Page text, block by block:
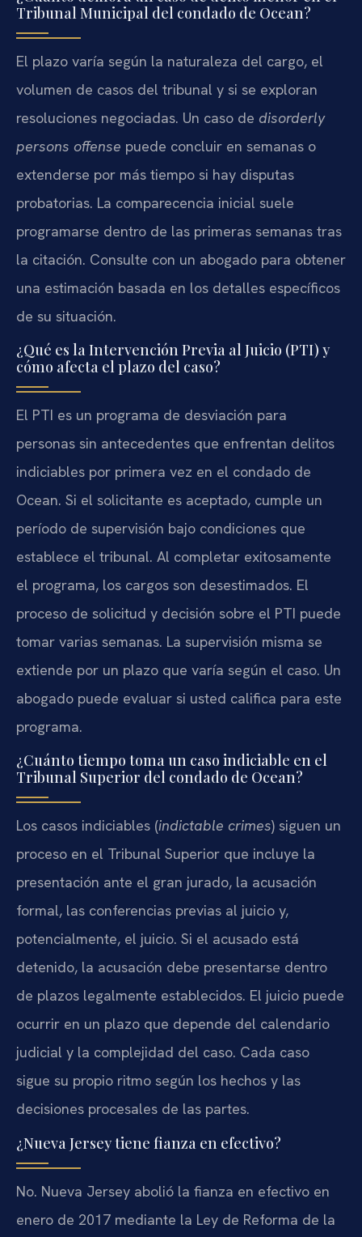
Tribunal Municipal del condado de Ocean?
El plazo varía según la naturaleza del cargo, el
volumen de casos del tribunal y si se exploran
resoluciones negociadas. Un caso de disorderly
persons offense puede concluir en semanas o
extenderse por más tiempo si hay disputas
probatorias. La comparecencia inicial suele
programarse dentro de las primeras semanas tras
la citación. Consulte con un abogado para obtener
una estimación basada en los detalles específicos
de su situación.
¿Qué es la Intervención Previa al Juicio (PTI) y
cómo afecta el plazo del caso?
El PTI es un programa de desviación para
personas sin antecedentes que enfrentan delitos
indiciables por primera vez en el condado de
Ocean. Si el solicitante es aceptado, cumple un
período de supervisión bajo condiciones que
establece el tribunal. Al completar exitosamente
el programa, los cargos son desestimados. El
proceso de solicitud y decisión sobre el PTI puede
tomar varias semanas. La supervisión misma se
extiende por un plazo que varía según el caso. Un
abogado puede evaluar si usted califica para este
programa.
¿Cuánto tiempo toma un caso indiciable en el
Tribunal Superior del condado de Ocean?
Los casos indiciables (indictable crimes) siguen un
proceso en el Tribunal Superior que incluye la
presentación ante el gran jurado, la acusación
formal, las conferencias previas al juicio y,
potencialmente, el juicio. Si el acusado está
detenido, la acusación debe presentarse dentro
de plazos legalmente establecidos. El juicio puede
ocurrir en un plazo que depende del calendario
judicial y la complejidad del caso. Cada caso
sigue su propio ritmo según los hechos y las
decisiones procesales de las partes.
¿Nueva Jersey tiene fianza en efectivo?
No. Nueva Jersey abolió la fianza en efectivo en
enero de 2017 mediante la Ley de Reforma de la